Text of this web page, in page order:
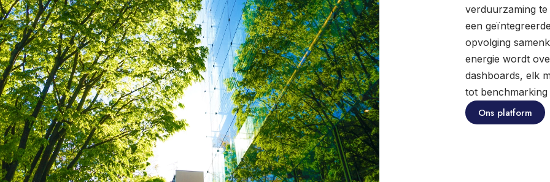
verduurzaming
een
opvolging
energie wordt
dashboards, elk
tot
Ons platform